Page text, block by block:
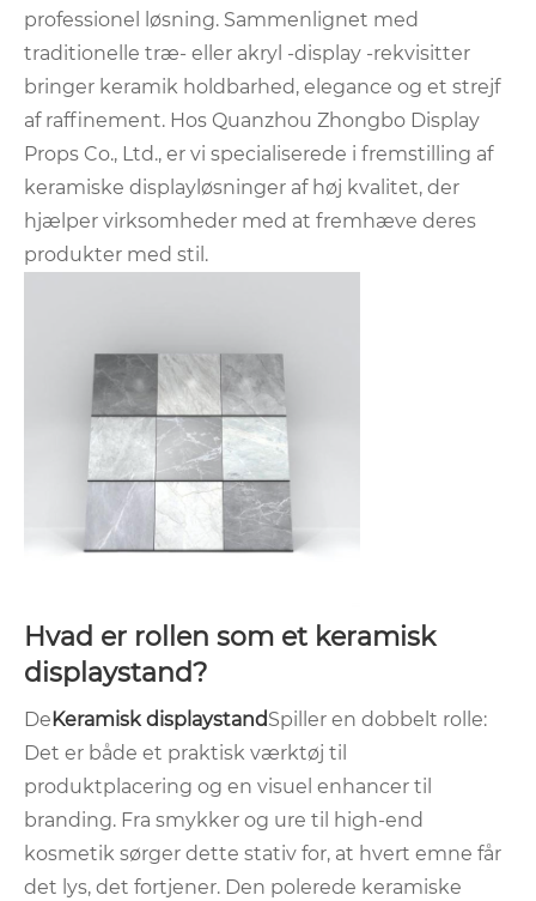
professionel løsning. Sammenlignet med
traditionelle træ- eller akryl -display -rekvisitter
bringer keramik holdbarhed, elegance og et strejf
af raffinement. Hos Quanzhou Zhongbo Display
Props Co., Ltd., er vi specialiserede i fremstilling af
keramiske displayløsninger af høj kvalitet, der
hjælper virksomheder med at fremhæve deres
produkter med stil.
Hvad er rollen som et keramisk
displaystand?
DeKeramisk displaystandSpiller en dobbelt rolle:
Det er både et praktisk værktøj til
produktplacering og en visuel enhancer til
branding. Fra smykker og ure til high-end
kosmetik sørger dette stativ for, at hvert emne får
det lys, det fortjener. Den polerede keramiske